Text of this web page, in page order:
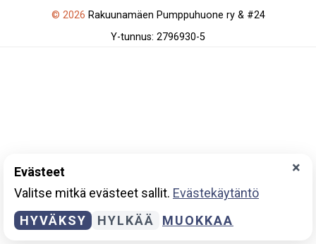
© 2026 Rakuunamäen Pumppuhuone ry & #24
Y-tunnus: 2796930-5
×
Evästeet
Valitse mitkä evästeet sallit. Evästekäytäntö
HYVÄKSY
HYLKÄÄ MUOKKAA